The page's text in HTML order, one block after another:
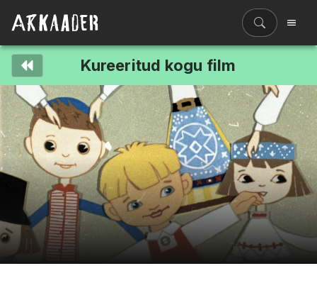
Kureeritud kogu film
Filmiriiul
Kureeritud kogud
Filmikaart
Ajajoon
Koolidele
Hinnad
ENG